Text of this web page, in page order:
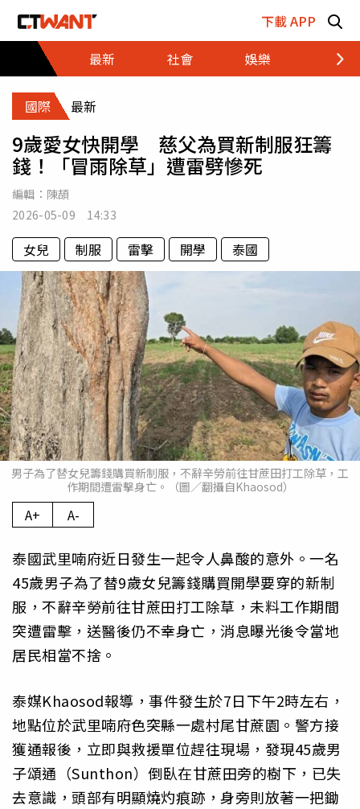
下載 APP
最新
社會 娛樂 財經
國際 最新
9歲愛女快開學 慈父為買新制服狂籌
錢！「冒雨除草」遭雷劈慘死
編輯： 陳頡
2026-05-09 14:33
女兒 制服 雷擊 開學 泰國
男子為了替女兒籌錢購買新制服，不辭辛勞前往甘蔗田打工除草，工
作期間遭雷擊身亡。（圖／翻攝自Khaosod）
A+ A-
泰國武里喃府近日發生一起令人鼻酸的意外。一名
45歲男子為了替9歲女兒籌錢購買開學要穿的新制
服，不辭辛勞前往甘蔗田打工除草，未料工作期間
突遭雷擊，送醫後仍不幸身亡，消息曝光後令當地
居民相當不捨。
泰媒Khaosod報導，事件發生於7日下午2時左右，
地點位於武里喃府色突縣一處村尾甘蔗園。警方接
獲通報後，立即與救援單位趕往現場，發現45歲男
子頌通（Sunthon）倒臥在甘蔗田旁的樹下，已失
去意識，頭部有明顯燒灼痕跡，身旁則放著一把鋤